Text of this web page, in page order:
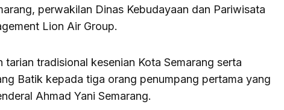
perwakilan Dinas Kebudayaan dan Pariwisata
Lion Air Group.
tradisional kesenian Kota Semarang serta
Batik kepada tiga orang penumpang pertama yang
Ahmad Yani Semarang.